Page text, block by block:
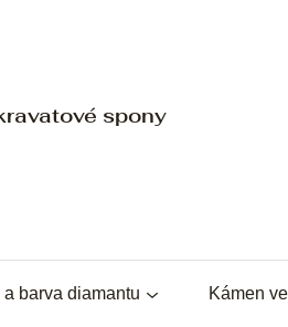
spony
barva diamantu Kámen